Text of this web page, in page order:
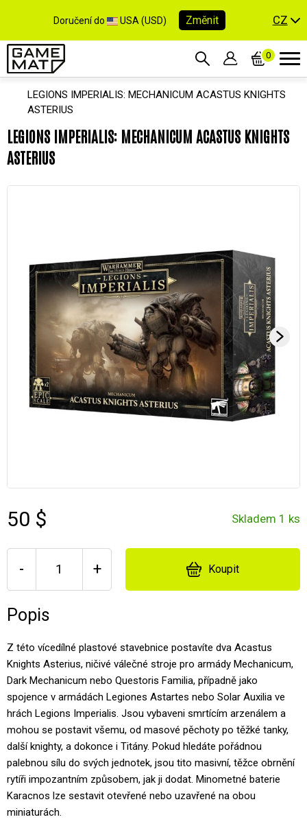
Doručení do USA (USD) Změnit CZ
0
LEGIONS IMPERIALIS: MECHANICUM ACASTUS KNIGHTS
ASTERIUS
LEGIONS IMPERIALIS: MECHANICUM ACASTUS KNIGHTS
ASTERIUS
50 $ Skladem 1 ks
- + Koupit
Popis
Z této vícedílné plastové stavebnice postavíte dva Acastus
Knights Asterius, ničivé válečné stroje pro armády Mechanicum,
Dark Mechanicum nebo Questoris Familia, případně jako
spojence v armádách Legiones Astartes nebo Solar Auxilia ve
hrách Legions Imperialis. Jsou vybaveni smrtícím arzenálem a
mohou se postavit všemu, od masové pěchoty po těžké tanky,
další knighty, a dokonce i Titány. Pokud hledáte pořádnou
palebnou sílu do svých jednotek, jsou tito masivní, těžce obrnění
rytíři impozantním způsobem, jak ji dodat. Minometné baterie
Karacnos lze sestavit otevřené nebo uzavřené na obou
miniaturách.